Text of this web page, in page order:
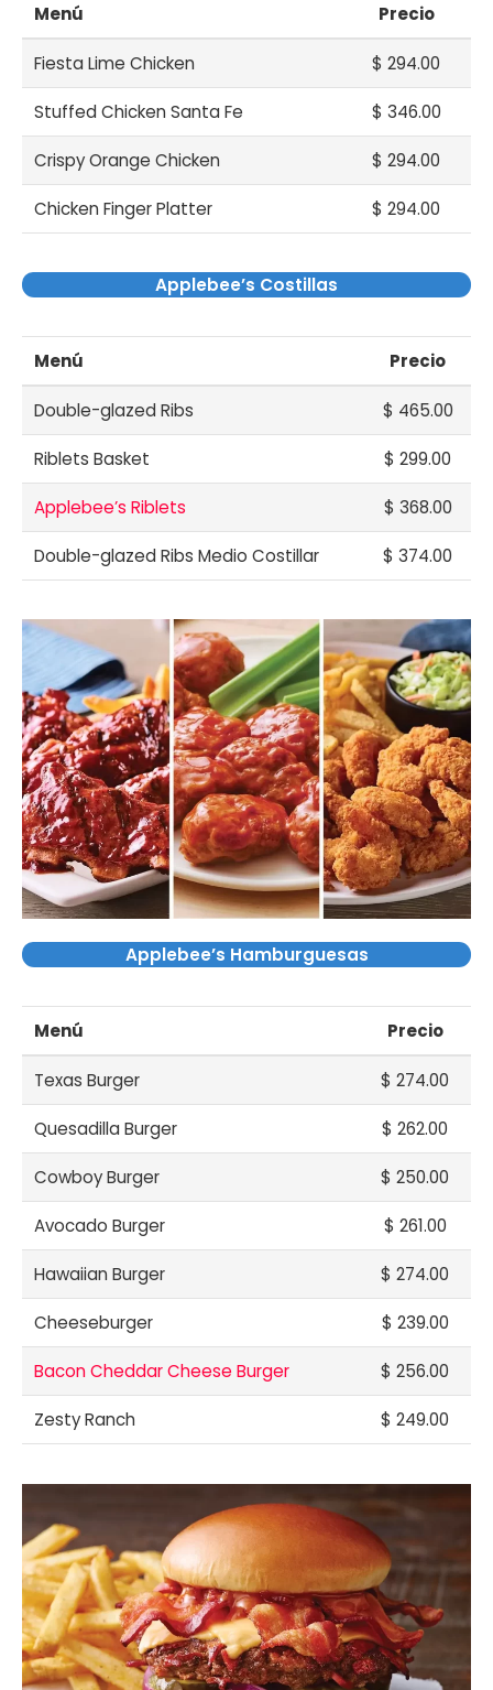
Menú Precio
Fiesta Lime Chicken $ 294.00
Stuffed Chicken Santa Fe $ 346.00
Crispy Orange Chicken $ 294.00
Chicken Finger Platter $ 294.00
Applebee’s Costillas
Menú Precio
Double-glazed Ribs $ 465.00
Riblets Basket $ 299.00
Applebee’s Riblets $ 368.00
Double-glazed Ribs Medio Costillar $ 374.00
Applebee’s Hamburguesas
Menú Precio
Texas Burger $ 274.00
Quesadilla Burger $ 262.00
Cowboy Burger $ 250.00
Avocado Burger $ 261.00
Hawaiian Burger $ 274.00
Cheeseburger $ 239.00
Bacon Cheddar Cheese Burger $ 256.00
Zesty Ranch $ 249.00